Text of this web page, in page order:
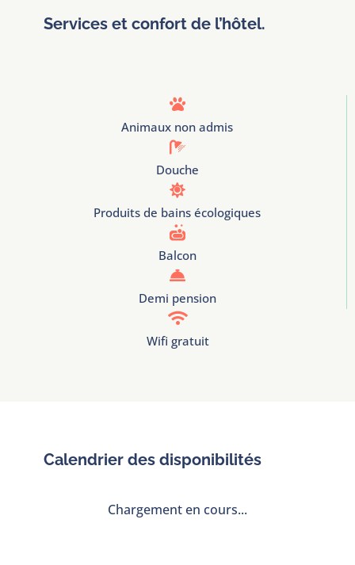
Services et confort de l’hôtel.

Animaux non admis

Douche

Produits de bains écologiques

Balcon

Demi pension

Wifi gratuit
Calendrier des disponibilités
Chargement en cours...